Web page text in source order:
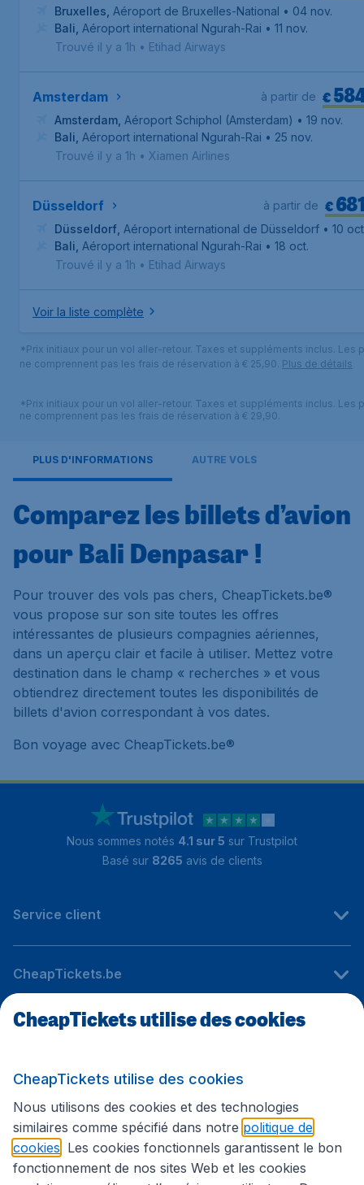
Bruxelles Aéroport de Bruxelles-National • 04 nov.
Bali Aéroport international Ngurah-Rai • 11 nov.
Trouvé il y a 1h • Etihad Airways
Amsterdam €
à partir de
Amsterdam Aéroport Schiphol (Amsterdam) • 19 nov.
Bali Aéroport international Ngurah-Rai • 25 nov.
Trouvé il y a 1h • Xiamen Airlines
Düsseldorf €
à partir de
Düsseldorf Aéroport international de Düsseldorf • 10
Bali Aéroport international Ngurah-Rai • 18 oct.
Trouvé il y a 1h • Etihad Airways
Voir la liste complète
*Prix initiaux pour un vol aller-retour. Taxes et suppléments inclus. Les
ne comprennent pas les frais de réservation à € 25,90. Plus de détails
*Prix initiaux pour un vol aller-retour. Taxes et suppléments inclus. Les
ne comprennent pas les frais de réservation à € 29,90.
PLUS D'INFORMATIONS AUTRE VOLS
Comparez les billets d’avion
pour Bali Denpasar !
Pour trouver des vols pas chers, CheapTickets.be®
vous propose sur son site toutes les offres
intéressantes de plusieurs compagnies aériennes,
dans un aperçu clair et facile à utiliser. Mettez votre
destination dans le champ « recherches » et vous
obtiendrez directement toutes les disponibilités de
billets d'avion correspondant à vos dates.
Bon voyage avec CheapTickets.be®
Nous sommes notés 4.1 sur 5 sur Trustpilot
Basé sur 8265 avis de clients
Service client
CheapTickets.be
Sites internationaux
Suivez CheapTickets.be
CheapTickets utilise des cookies
CheapTickets utilise des cookies
Nous utilisons des cookies et des technologies
similaires comme spécifié dans notre politique de
cookies . Les cookies fonctionnels garantissent le bon
fonctionnement de nos sites Web et les cookies